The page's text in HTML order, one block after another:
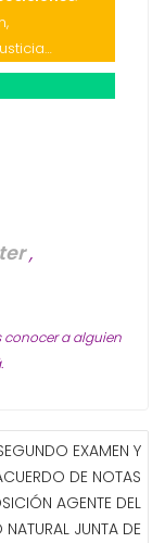
,
conocer a alguien
EXAMEN Y
DE NOTAS
AGENTE DEL
NATURAL JUNTA DE